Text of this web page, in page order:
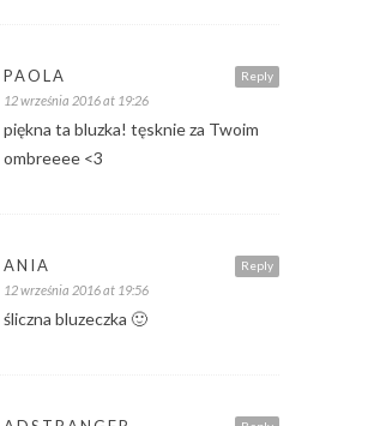
Reply
PAOLA
12 września 2016 at 19:26
piękna ta bluzka! tęsknie za Twoim
ombreeee <3
Reply
ANIA
12 września 2016 at 19:56
śliczna bluzeczka 🙂